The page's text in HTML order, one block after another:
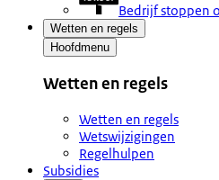
Bedrijf stoppen
Wetten en regels
Hoofdmenu
Wetten en regels
Wetten en regels
Wetswijzigingen
Regelhulpen
Subsidies